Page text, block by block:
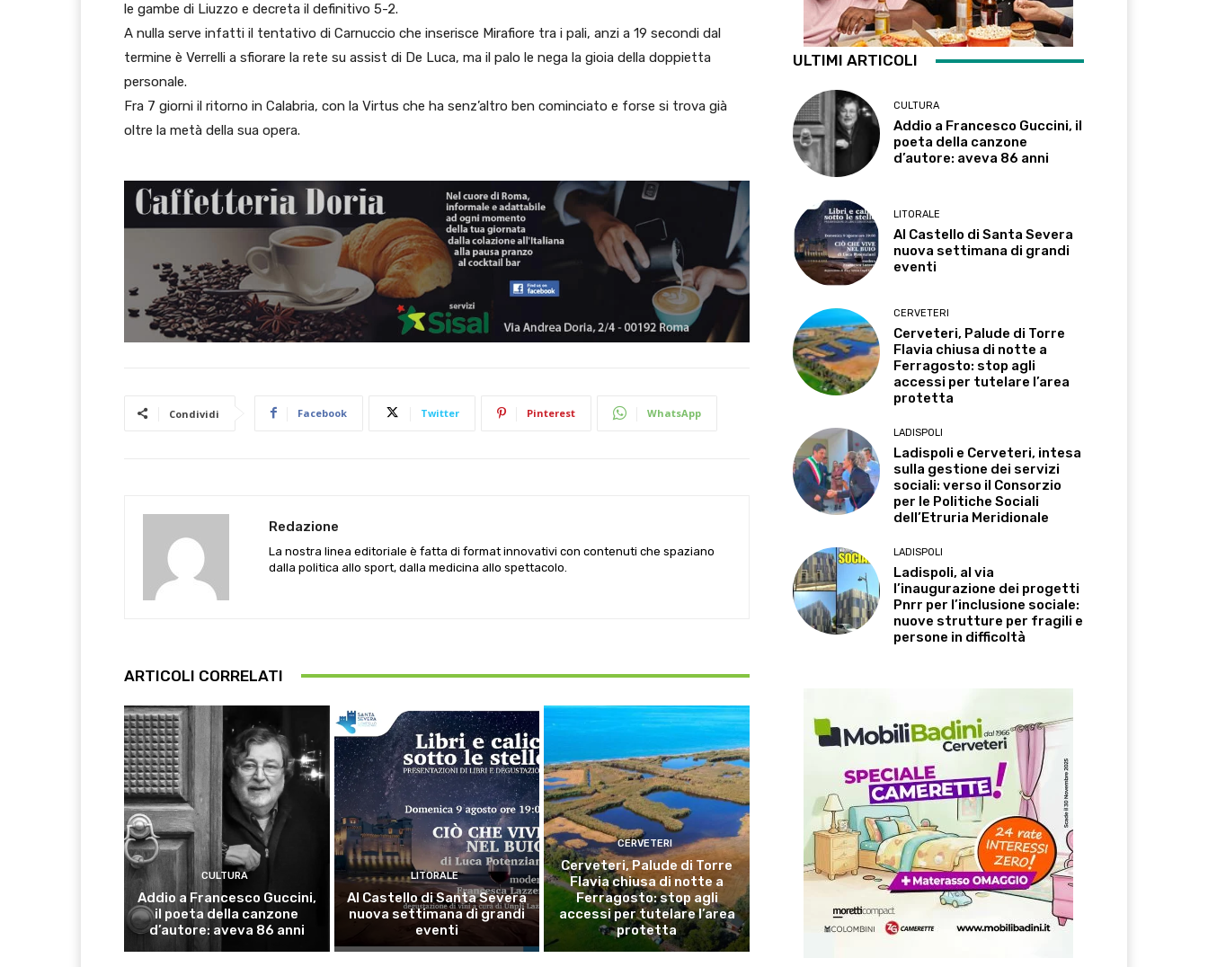
le gambe di Liuzzo e decreta il definitivo 5-2.
A nulla serve infatti il tentativo di Carnuccio che inserisce Mirafiore tra i pali, anzi a 19 secondi dal
termine è Verrelli a sfiorare la rete su assist di De Luca, ma il palo le nega la gioia della doppietta
personale.
Fra 7 giorni il ritorno in Calabria, con la Virtus che ha senz’altro ben cominciato e forse si trova già
oltre la metà della sua opera.
Condividi Facebook Twitter Pinterest WhatsApp
Redazione
La nostra linea editoriale è fatta di format innovativi con contenuti che spaziano
dalla politica allo sport, dalla medicina allo spettacolo.
ARTICOLI CORRELATI
CULTURA
Addio a Francesco Guccini,
il poeta della canzone
d’autore: aveva 86 anni
LITORALE
Al Castello di Santa Severa
nuova settimana di grandi
eventi
CERVETERI
Cerveteri, Palude di Torre
Flavia chiusa di notte a
Ferragosto: stop agli
accessi per tutelare l’area
protetta
ULTIMI ARTICOLI
CULTURA
Addio a Francesco Guccini, il
poeta della canzone
d’autore: aveva 86 anni
LITORALE
Al Castello di Santa Severa
nuova settimana di grandi
eventi
CERVETERI
Cerveteri, Palude di Torre
Flavia chiusa di notte a
Ferragosto: stop agli
accessi per tutelare l’area
protetta
LADISPOLI
Ladispoli e Cerveteri, intesa
sulla gestione dei servizi
sociali: verso il Consorzio
per le Politiche Sociali
dell’Etruria Meridionale
LADISPOLI
Ladispoli, al via
l’inaugurazione dei progetti
Pnrr per l’inclusione sociale:
nuove strutture per fragili e
persone in difficoltà